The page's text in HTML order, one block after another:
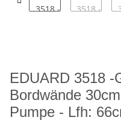
EDUARD 3518 -
Bordwände
Pumpe - Lfh: